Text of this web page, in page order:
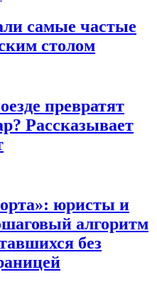
самые частые
столом
превратят
Рассказывает
юристы и
алгоритм
без